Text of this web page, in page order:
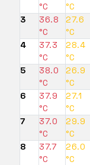
°C
°C
3
36.8
°C
27.6
°C
4
37.3
°C
28.4
°C
5
38.0
°C
26.9
°C
6
37.9
°C
27.1
°C
7
37.0
°C
29.9
°C
8
37.7
°C
26.0
°C